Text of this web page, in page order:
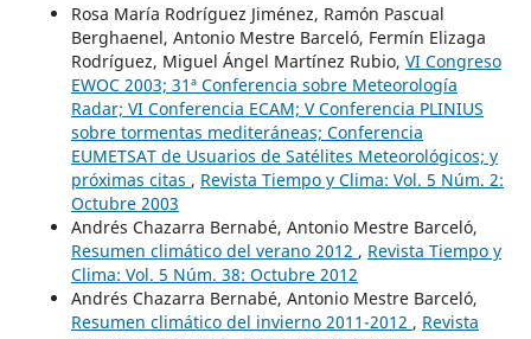
Rosa María Rodríguez Jiménez, Ramón Pascual
Berghaenel, Antonio Mestre Barceló, Fermín Elizaga
Rodríguez, Miguel Ángel Martínez Rubio, VI Congreso
EWOC 2003; 31ª Conferencia sobre Meteorología
Radar; VI Conferencia ECAM; V Conferencia PLINIUS
sobre tormentas mediteráneas; Conferencia
EUMETSAT de Usuarios de Satélites Meteorológicos; y
próximas citas , Revista Tiempo y Clima: Vol. 5 Núm. 2:
Octubre 2003
Andrés Chazarra Bernabé, Antonio Mestre Barceló,
Resumen climático del verano 2012 , Revista Tiempo y
Clima: Vol. 5 Núm. 38: Octubre 2012
Andrés Chazarra Bernabé, Antonio Mestre Barceló,
Resumen climático del invierno 2011-2012 , Revista